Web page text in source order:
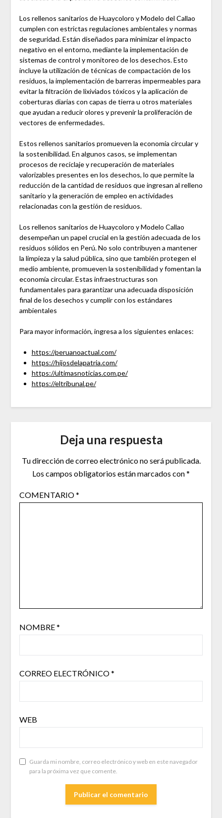
Los rellenos sanitarios de Huaycoloro y Modelo del Callao
cumplen con estrictas regulaciones ambientales y normas
de seguridad. Están diseñados para minimizar el impacto
negativo en el entorno, mediante la implementación de
sistemas de control y monitoreo de los desechos. Esto
incluye la utilización de técnicas de compactación de los
residuos, la implementación de barreras impermeables para
evitar la filtración de lixiviados tóxicos y la aplicación de
coberturas diarias con capas de tierra u otros materiales
que ayudan a reducir olores y prevenir la proliferación de
vectores de enfermedades.
Estos rellenos sanitarios promueven la economía circular y
la sostenibilidad. En algunos casos, se implementan
procesos de reciclaje y recuperación de materiales
valorizables presentes en los desechos, lo que permite la
reducción de la cantidad de residuos que ingresan al relleno
sanitario y la generación de empleo en actividades
relacionadas con la gestión de residuos.
Los rellenos sanitarios de Huaycoloro y Modelo Callao
desempeñan un papel crucial en la gestión adecuada de los
residuos sólidos en Perú. No solo contribuyen a mantener
la limpieza y la salud pública, sino que también protegen el
medio ambiente, promueven la sostenibilidad y fomentan la
economía circular. Estas infraestructuras son
fundamentales para garantizar una adecuada disposición
final de los desechos y cumplir con los estándares
ambientales
Para mayor información, ingresa a los siguientes enlaces:
https://peruanoactual.com/
https://hijosdelapatria.com/
https://ultimasnoticias.com.pe/
https://eltribunal.pe/
Deja una respuesta
Tu dirección de correo electrónico no será publicada.
Los campos obligatorios están marcados con*
COMENTARIO*
NOMBRE*
CORREO ELECTRÓNICO*
WEB
Guarda mi nombre, correo electrónico y web en este navegador
para la próxima vez que comente.